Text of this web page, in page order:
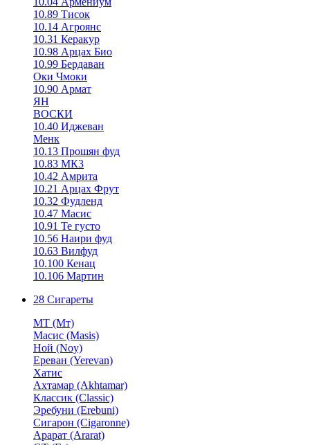
10.89 Тисок
10.14 Агроянс
10.31 Керакур
10.98 Арцах Био
10.99 Бердаван
Оки Чмоки
10.90 Армат
ЯН
ВОСКИ
10.40 Иджеван
Менк
10.13 Прошян фуд
10.83 МК3
10.42 Амрита
10.21 Арцах Фрут
10.32 Фудленд
10.47 Масис
10.91 Те густо
10.56 Наири фуд
10.63 Вилфуд
10.100 Кенац
10.106 Мартин
28 Сигареты
MT (Мт)
Масис (Masis)
Ной (Noy)
Ереван (Yerevan)
Хатис
Ахтамар (Akhtamar)
Классик (Classic)
Эребуни (Erebuni)
Сигарон (Cigaronne)
Арарат (Ararat)